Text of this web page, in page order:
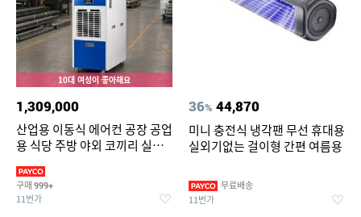
10대 여성이 좋아해요
1,309,000
산업용 이동식 에어컨 공장 공업
용 식당 주방 야외 코끼리 실속
구매 999+
11번가
36% 44,870
미니 충전식 냉각팬 무선 휴대용
실외기없는 걸이형 간편 여름용
무료배송
11번가